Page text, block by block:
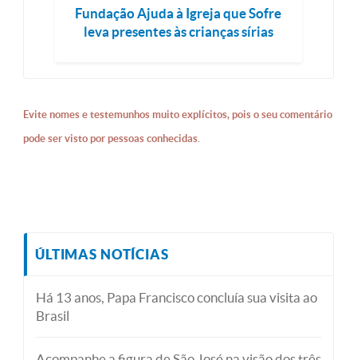
Fundação Ajuda à Igreja que Sofre
leva presentes às crianças sírias
Evite nomes e testemunhos muito explícitos, pois o seu comentário
pode ser visto por pessoas conhecidas.
ÚLTIMAS NOTÍCIAS
Há 13 anos, Papa Francisco concluía sua visita ao
Brasil